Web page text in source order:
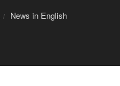
News in Еnglish